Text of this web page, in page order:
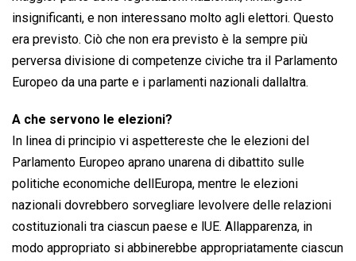
insignificanti, e non interessano molto agli elettori. Questo
era previsto. Ciò che non era previsto è la sempre più
perversa divisione di competenze civiche tra il Parlamento
Europeo da una parte e i parlamenti nazionali dallaltra.
A che servono le elezioni?
In linea di principio vi aspettereste che le elezioni del
Parlamento Europeo aprano unarena di dibattito sulle
politiche economiche dellEuropa, mentre le elezioni
nazionali dovrebbero sorvegliare levolvere delle relazioni
costituzionali tra ciascun paese e lUE. Allapparenza, in
modo appropriato si abbinerebbe appropriatamente ciascun